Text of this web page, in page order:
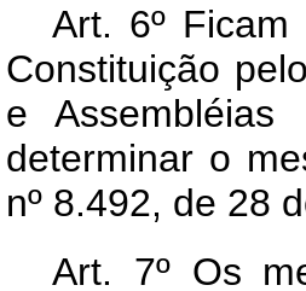
Art. 6º
Constituição
e
determinar o
nº 8.492, de 28
Art. 7º Os